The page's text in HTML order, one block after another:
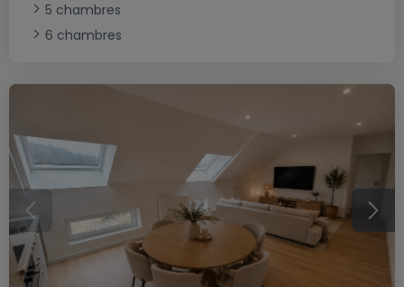
5 chambres
6 chambres